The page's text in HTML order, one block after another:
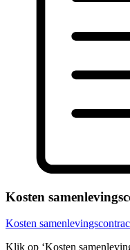
Kosten
Kosten
Klik op ‘Kosten